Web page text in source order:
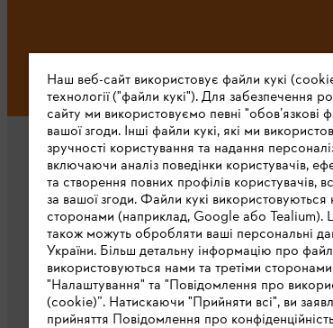
Про компанію STIHL
STIHL в світі
STIHL в Україні
Наш веб-сайт використовує файли кукі
технології ("файли кукі"). Для забезпечення
сайту ми використовуємо певні "обов’язкові
вашої згоди. Інші файли кукі, які ми
зручності користування та надання
включаючи аналіз поведінки користувачів,
та створення повних профілів користувачів,
за вашої згоди. Файли кукі використовуються
сторонами (наприклад, Google або Tealium).
також можуть обробляти ваші персональні
України. Більш детальну інформацію про
використовуються нами та третіми
"Налаштування" та "Повідомлення про
(cookie)”. Натискаючи "Прийняти всі", ви
прийняття Повідомлення про